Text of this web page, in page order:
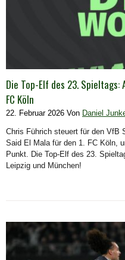
Die Top-Elf des 23. Spieltags:
FC Köln
22. Februar 2026 Von Daniel
Chris Führich steuert für den VfB
Said El Mala für den 1. FC Köln,
Punkt. Die Top-Elf des 23.
Leipzig und München!